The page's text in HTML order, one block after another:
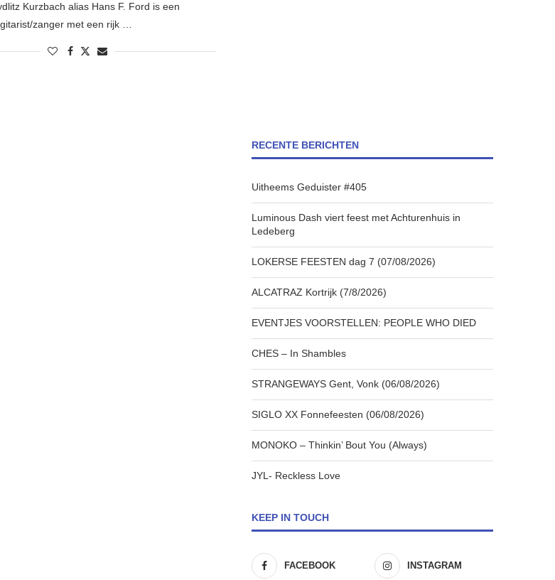
Kurzbach alias Hans F. Ford is een
zanger met een rijk …
RECENTE BERICHTEN
Uitheems Geduister #405
Luminous Dash viert feest met Achturenhuis in
Ledeberg
LOKERSE FEESTEN dag 7 (07/08/2026)
ALCATRAZ Kortrijk (7/8/2026)
EVENTJES VOORSTELLEN: PEOPLE WHO DIED
CHES – In Shambles
STRANGEWAYS Gent, Vonk (06/08/2026)
SIGLO XX Fonnefeesten (06/08/2026)
MONOKO – Thinkin’ Bout You (Always)
JYL- Reckless Love
KEEP IN TOUCH
FACEBOOK INSTAGRAM